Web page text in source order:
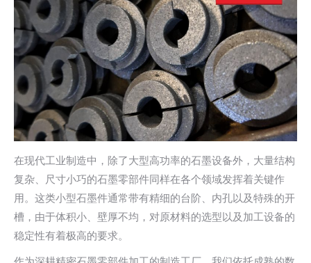
在现代工业制造中，除了大型高功率的石墨设备外，大量结构
复杂、尺寸小巧的石墨零部件同样在各个领域发挥着关键作
用。这类小型石墨件通常带有精细的台阶、内孔以及特殊的开
槽，由于体积小、壁厚不均，对原材料的选型以及加工设备的
稳定性有着极高的要求。